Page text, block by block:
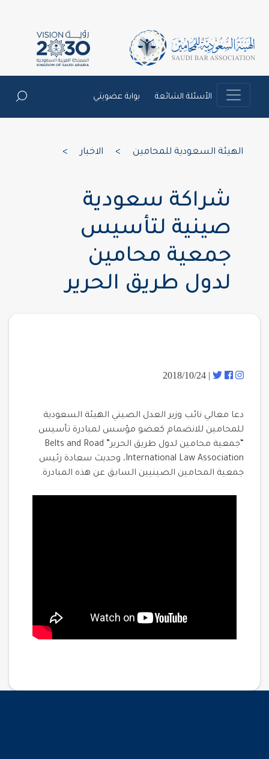
الأسئلة الشائعة بوابة عضويتي
الهيئة السعودية للمحامين الاخبار
شراكة سعودية
صينية لتأسيس
جمعية محامين
لدول طريق الحرير
| 2018/10/24
دعا معالي نائب وزير العدل الصيني الهيئة السعودية
للمحامين للانضمام كعضو مؤسس لمبادرة تأسيس
“جمعية محامين لدول طريق الحرير” Belts and Road
International Law Association، وحديث سعادة رئيس
جمعية المحامين الصينيين السابق عن هذه المبادرة.